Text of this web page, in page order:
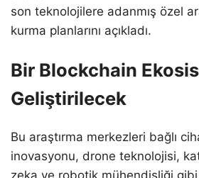
son teknolojilere adanmış özel
kurma planlarını açıkladı.
Bir Blockchain
Geliştirilecek
Bu araştırma merkezleri bağlı
inovasyonu, drone teknolojisi,
zeka ve robotik mühendisliği